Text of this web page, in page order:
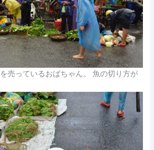
売っているおばちゃん。 魚の切り方が